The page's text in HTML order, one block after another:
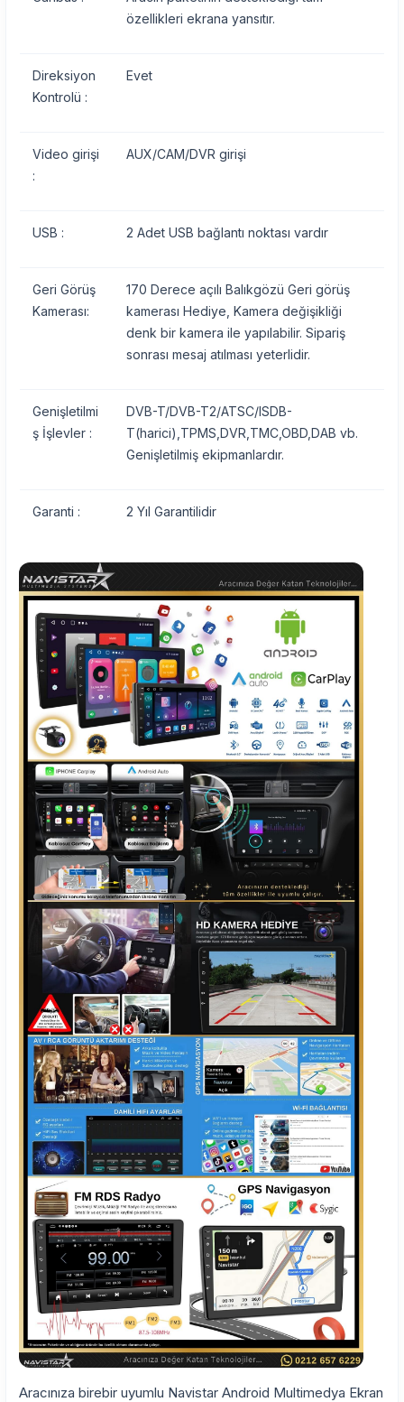
özellikleri ekrana yansıtır.
Direksiyon
Kontrolü :
Evet
Video girişi
:
AUX/CAM/DVR girişi
USB : 2 Adet USB bağlantı noktası vardır
Geri Görüş
Kamerası:
170 Derece açılı Balıkgözü Geri görüş
kamerası Hediye, Kamera değişikliği
denk bir kamera ile yapılabilir. Sipariş
sonrası mesaj atılması yeterlidir.
Genişletilmi
ş İşlevler :
DVB-T/DVB-T2/ATSC/ISDB-
T(harici),TPMS,DVR,TMC,OBD,DAB vb.
Genişletilmiş ekipmanlardır.
Garanti : 2 Yıl Garantilidir
Aracınıza birebir uyumlu Navistar Android Multimedya Ekran